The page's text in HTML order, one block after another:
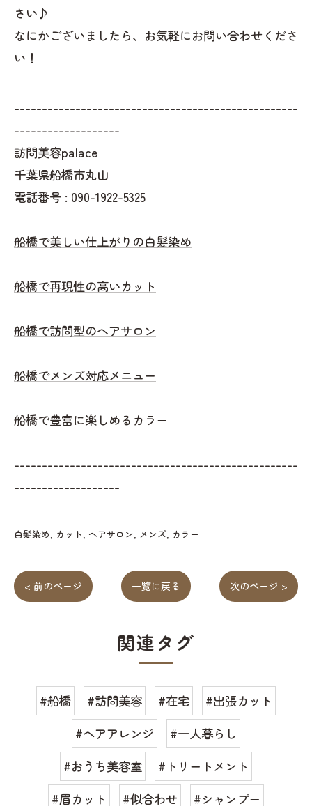
さい♪
なにかございましたら、お気軽にお問い合わせくださ
い！
---------------------------------------------------
-------------------
訪問美容palace
千葉県船橋市丸山
電話番号 : 090-1922-5325
船橋で美しい仕上がりの白髪染め
船橋で再現性の高いカット
船橋で訪問型のヘアサロン
船橋でメンズ対応メニュー
船橋で豊富に楽しめるカラー
---------------------------------------------------
-------------------
白髪染め カット ヘアサロン メンズ カラー
< 前のページ 一覧に戻る 次のページ >
関連タグ
#船橋 #訪問美容 #在宅
#出張カット
#ヘアアレンジ
#一人暮らし
#おうち美容室
#トリートメント
#眉カット
#似合わせ #シャンプー